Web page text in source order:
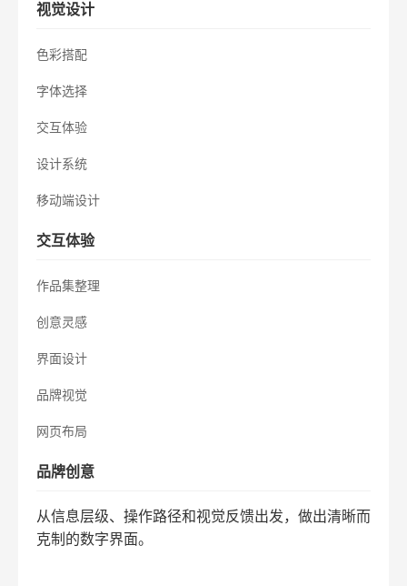
视觉设计
色彩搭配
字体选择
交互体验
设计系统
移动端设计
交互体验
作品集整理
创意灵感
界面设计
品牌视觉
网页布局
品牌创意
从信息层级、操作路径和视觉反馈出发，做出清晰而
克制的数字界面。